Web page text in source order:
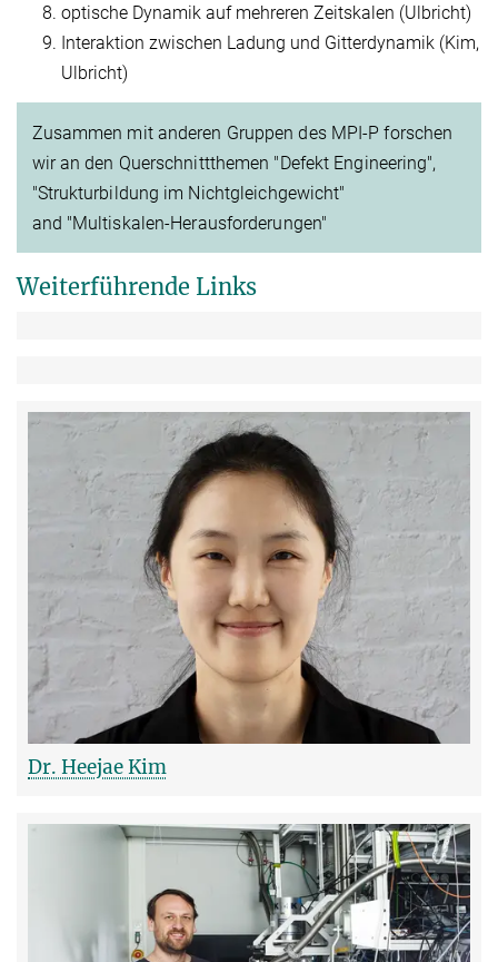
optische Dynamik auf mehreren Zeitskalen (Ulbricht)
Interaktion zwischen Ladung und Gitterdynamik (Kim,
Ulbricht)
Zusammen mit anderen Gruppen des MPI-P forschen
wir an den Querschnittthemen "Defekt Engineering",
"Strukturbildung im Nichtgleichgewicht"
and "Multiskalen-Herausforderungen"
Weiterführende Links
Dr. Heejae Kim